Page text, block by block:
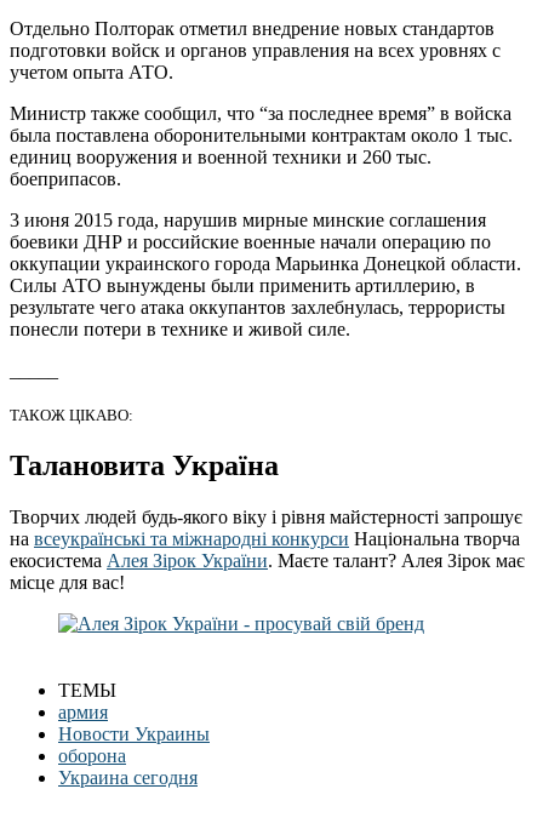
Отдельно Полторак отметил внедрение новых стандартов
подготовки войск и органов управления на всех уровнях с
учетом опыта АТО.
Министр также сообщил, что “за последнее время” в войска
была поставлена оборонительными контрактам около 1 тыс.
единиц вооружения и военной техники и 260 тыс.
боеприпасов.
3 июня 2015 года, нарушив мирные минские соглашения
боевики ДНР и российские военные начали операцию по
оккупации украинского города Марьинка Донецкой области.
Силы АТО вынуждены были применить артиллерию, в
результате чего атака оккупантов захлебнулась, террористы
понесли потери в технике и живой силе.
ТАКОЖ ЦІКАВО:
Талановита Україна
Творчих людей будь-якого віку і рівня майстерності запрошує
на всеукраїнські та міжнародні конкурси Національна творча
екосистема Алея Зірок України. Маєте талант? Алея Зірок має
місце для вас!
ТЕМЫ
армия
Новости Украины
оборона
Украина сегодня